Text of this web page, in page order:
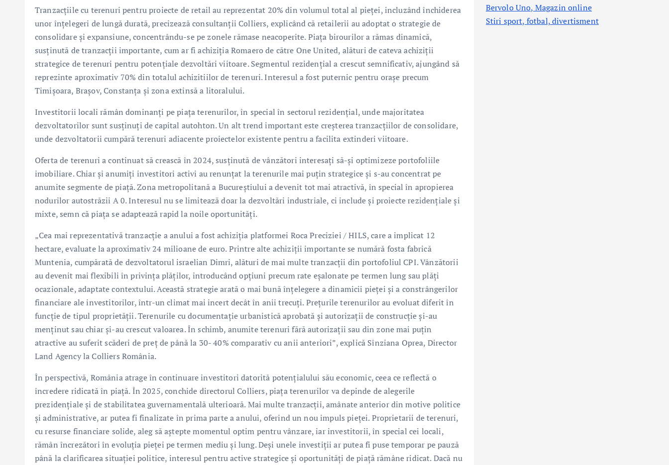
Tranzacțiile cu terenuri pentru proiecte de retail au reprezentat 20% din volumul total al pieței, incluzând închiderea
unor înțelegeri de lungă durată, precizează consultanții Colliers, explicând că retailerii au adoptat o strategie de
consolidare și expansiune, concentrându-se pe zonele rămase neacoperite. Piața birourilor a rămas dinamică,
susținută de tranzacții importante, cum ar fi achiziția Romaero de către One United, alături de cateva achiziții
strategice de terenuri pentru potențiale dezvoltări viitoare. Segmentul rezidențial a crescut semnificativ, ajungând să
reprezinte aproximativ 70% din totalul achizitiilor de terenuri. Interesul a fost puternic pentru orașe precum
Timișoara, Brașov, Constanța și zona extinsă a litoralului.
Investitorii locali rămân dominanți pe piața terenurilor, în special în sectorul rezidențial, unde majoritatea
dezvoltatorilor sunt susținuți de capital autohton. Un alt trend important este creșterea tranzacțiilor de consolidare,
unde dezvoltatorii cumpără terenuri adiacente proiectelor existente pentru a facilita extinderi viitoare.
Oferta de terenuri a continuat să crească în 2024, susținută de vânzători interesați să-și optimizeze portofoliile
imobiliare. Chiar și anumiți investitori activi au renunțat la terenurile mai puțin strategice și s-au concentrat pe
anumite segmente de piață. Zona metropolitană a Bucureștiului a devenit tot mai atractivă, în special în apropierea
nodurilor autostrăzii A 0. Interesul nu se limitează doar la dezvoltări industriale, ci include și proiecte rezidențiale și
mixte, semn că piața se adaptează rapid la noile oportunități.
„Cea mai reprezentativă tranzacție a anului a fost achiziția platformei Roca Preciziei / HILS, care a implicat 12
hectare, evaluate la aproximativ 24 milioane de euro. Printre alte achiziții importante se numără fosta fabrică
Muntenia, cumpărată de dezvoltatorul israelian Dimri, alături de mai multe tranzacții din portofoliul CPI. Vânzătorii
au devenit mai flexibili în privința plăților, introducând opțiuni precum rate eșalonate pe termen lung sau plăți
ocazionale, adaptate contextului. Această strategie arată o mai bună înțelegere a dinamicii pieței și a constrângerilor
financiare ale investitorilor, într-un climat mai incert decât în anii trecuți. Prețurile terenurilor au evoluat diferit în
funcție de tipul proprietății. Terenurile cu documentație urbanistică aprobată și autorizații de construcție și-au
menținut sau chiar și-au crescut valoarea. În schimb, anumite terenuri fără autorizații sau din zone mai puțin
atractive au suferit scăderi de preț de până la 30- 40% comparativ cu anii anteriori”, explică Sînziana Oprea, Director
Land Agency la Colliers România.
În perspectivă, România atrage în continuare investitori datorită potențialului său economic, ceea ce reflectă o
încredere ridicată în piață. În 2025, conchide directorul Colliers, piața terenurilor va depinde de alegerile
prezidențiale și de stabilitatea guvernamentală ulterioară. Mai multe tranzacții, amânate anterior din motive politice
și administrative, ar putea fi finalizate în prima parte a anului, oferind un nou impuls pieței. Proprietarii de terenuri,
cu resurse financiare solide, aleg să aștepte momentul optim pentru vânzare, iar investitorii, în special cei locali,
rămân încrezători în evoluția pieței pe termen mediu și lung. Deși unele investiții ar putea fi puse temporar pe pauză
până la clarificarea situației politice, interesul pentru active strategice și oportunități de piață rămâne ridicat. Dacă nu
Bervolo Uno, Magazin online
Stiri sport, fotbal,divertisment